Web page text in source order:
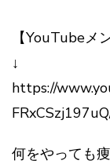
【YouTubeメ
↓
https://
何をやっても